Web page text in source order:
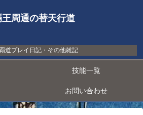
王周通の替天行道
道プレイ日記・その他雑記
技能一覧
お問い合わせ